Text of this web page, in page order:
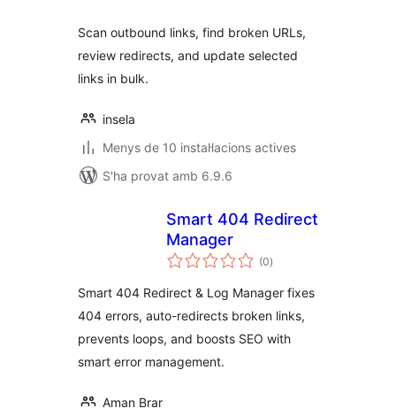
Scan outbound links, find broken URLs,
review redirects, and update selected
links in bulk.
insela
Menys de 10 instal·lacions actives
S'ha provat amb 6.9.6
Smart 404 Redirect
Manager
(0puntuacions
totals
)
Smart 404 Redirect & Log Manager fixes
404 errors, auto-redirects broken links,
prevents loops, and boosts SEO with
smart error management.
Aman Brar